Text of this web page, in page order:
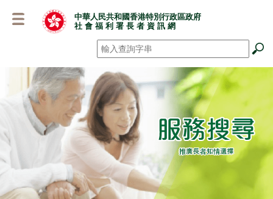
中華人民共和國香港特別行政區政府
社 會 福 利 署 長 者 資 訊 網
搜尋 *